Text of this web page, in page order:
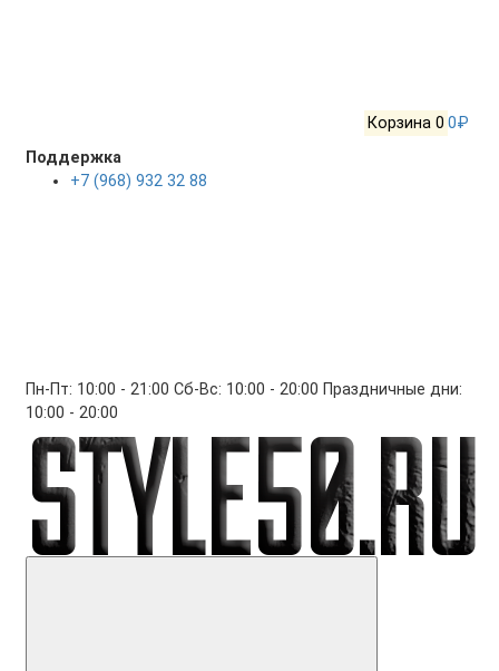
Корзина 0 0₽
Поддержка
+7 (968) 932 32 88
Пн-Пт: 10:00 - 21:00 Сб-Вс: 10:00 - 20:00 Праздничные дни:
10:00 - 20:00